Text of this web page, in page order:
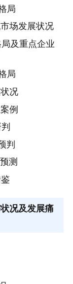
局
场发展状况
及重点企业
局
况
例
判
测
况及发展痛